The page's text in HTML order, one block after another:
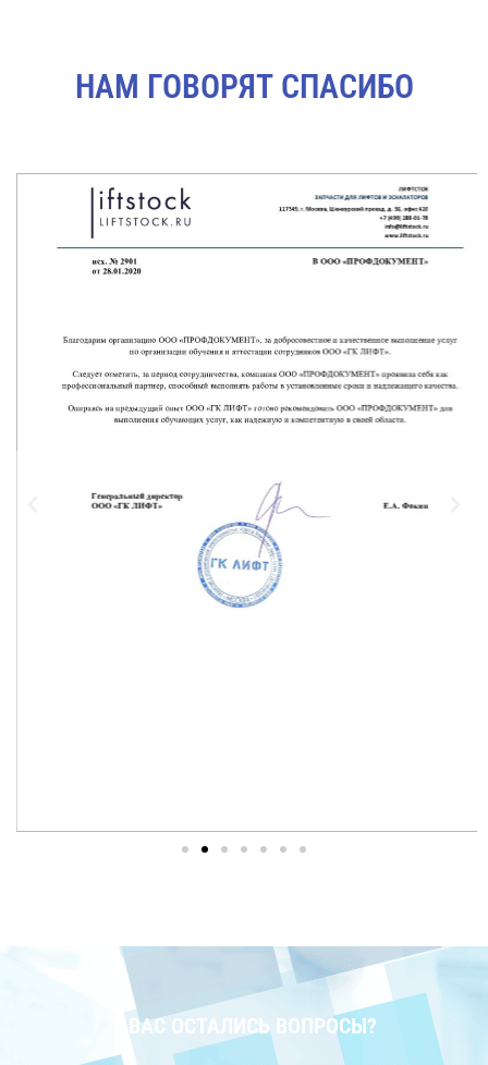
НАМ ГОВОРЯТ СПАСИБО
У ВАС ОСТАЛИСЬ ВОПРОСЫ?